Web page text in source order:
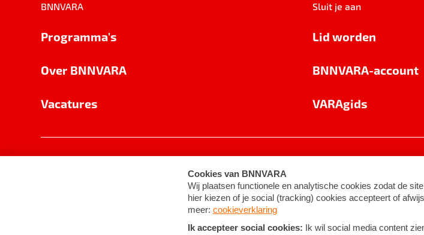
BNNVARA
Programma's
Over BNNVARA
Vacatures
Sluit je aan
Lid worden
BNNVARA-account
VARAgids
Cookie-instellingen Algemene voorwaarden ©2026BNNVARA